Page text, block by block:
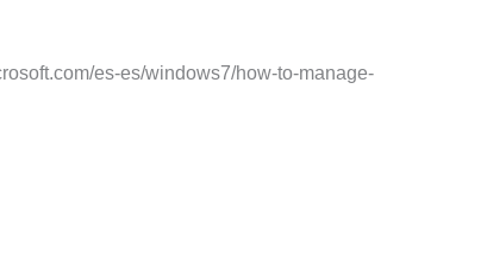
es-es/windows7/how-to-manage-